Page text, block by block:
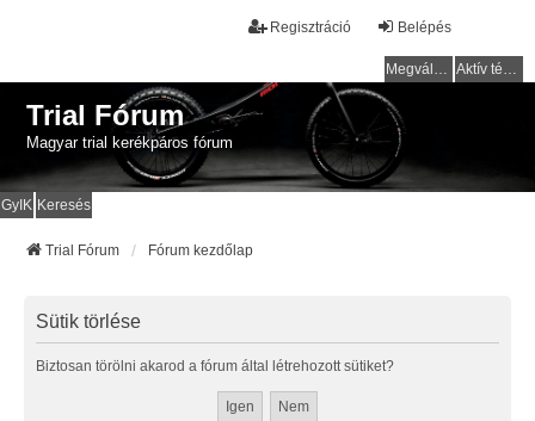
Belépés
Regisztráció
Megválaszolatlan témák Aktív témák
Trial Fórum
Magyar trial kerékpáros fórum
GyIK Keresés
Trial Fórum Fórum kezdőlap
Sütik törlése
Biztosan törölni akarod a fórum által létrehozott sütiket?